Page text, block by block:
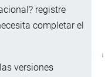
registre
completar el
versiones
mediante procesos
es ampliamente
que realizan
productos de forma